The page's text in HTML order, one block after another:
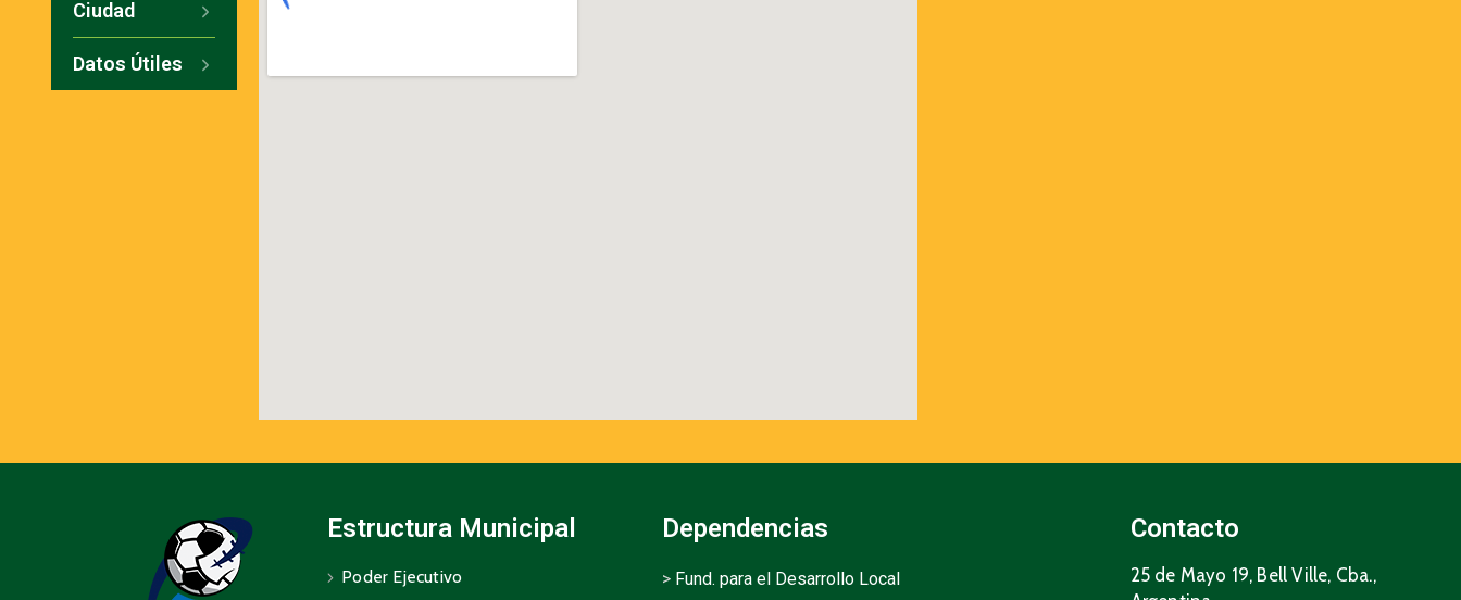
Ciudad
Datos Útiles
Estructura Municipal
Poder Ejecutivo
Dependencias
> Fund. para el Desarrollo Local
Contacto
25 de Mayo 19, Bell Ville, Cba.,